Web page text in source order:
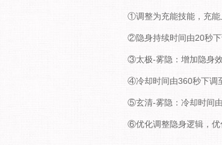
①调整为充能技能，充能
②隐身持续时间由20秒下
③太极-雾隐：增加隐身
④冷却时间由360秒下调
⑤玄清-雾隐：冷却时间
⑥优化调整隐身逻辑，优